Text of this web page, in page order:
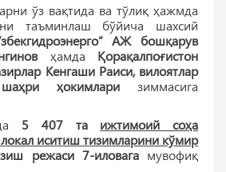
ўз вақтида ва тўлиқ ҳажмда
таъминлаш бўйича шахсий
АЖ бошқарув
ҳамда Қорақалпоғистон
Кенгаши Раиси, вилоятлар
ҳокимлари зиммасига
5 407 та
ижтимоий соҳа
иситиш тизимларини кўмир
режаси 7-иловагамувофиқ